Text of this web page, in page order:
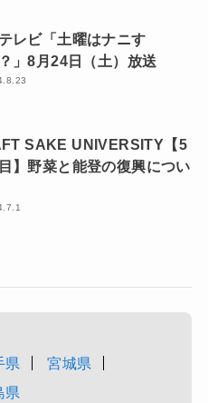
レビ「土曜はナニす
」8月24日（土）放送
SAKE UNIVERSITY【5
】野菜と能登の復興につい
県
宮城県
県